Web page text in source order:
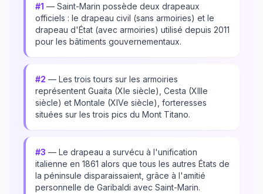
#1 — Saint-Marin possède deux drapeaux
officiels : le drapeau civil (sans armoiries) et le
drapeau d'État (avec armoiries) utilisé depuis 2011
pour les bâtiments gouvernementaux.
#2 — Les trois tours sur les armoiries
représentent Guaita (XIe siècle), Cesta (XIIIe
siècle) et Montale (XIVe siècle), forteresses
situées sur les trois pics du Mont Titano.
#3 — Le drapeau a survécu à l'unification
italienne en 1861 alors que tous les autres États de
la péninsule disparaissaient, grâce à l'amitié
personnelle de Garibaldi avec Saint-Marin.